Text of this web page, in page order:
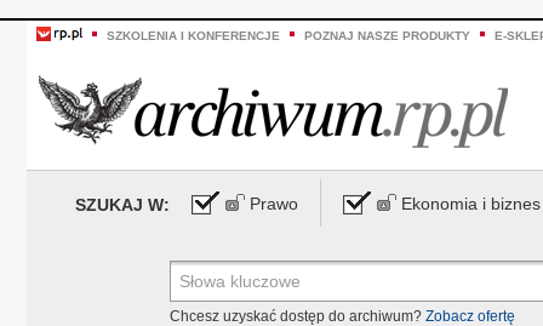
SZKOLENIA I KONFERENCJE POZNAJ NASZE PRODUKTY E-
SZUKAJ W: Prawo Ekonomia i biznes
Chcesz uzyskać dostęp do archiwum? Zobacz ofertę